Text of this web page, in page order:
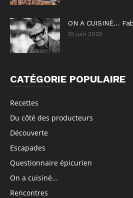
ON A CUISINÉ…
10 juin 2025
CATÉGORIE POPULAIRE
Recettes
Du côté des producteurs
Découverte
Escapades
Questionnaire épicurien
On a cuisiné...
Rencontres